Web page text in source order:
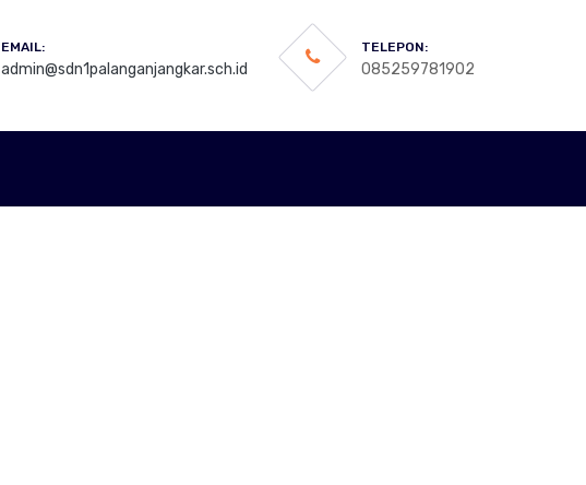
EMAIL:
admin@sdn1palanganjangkar.sch.id
TELEPON:
085259781902